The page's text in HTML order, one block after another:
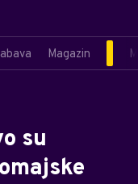
Magazin
su